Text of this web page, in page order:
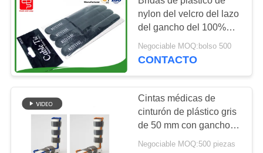
nylon del velcro del lazo
del gancho del 100%
pequeño embalaje del
polybag de 18 * de los
supermercado
Negociable MOQ:bolso 500
CONTACTO
Cintas médicas de
cinturón de plástico gris
de 50 mm con gancho
elástico y bucle de
Negociable MOQ:500 piezas